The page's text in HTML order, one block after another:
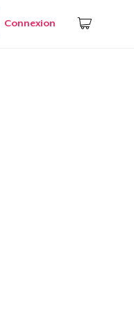
Connexion